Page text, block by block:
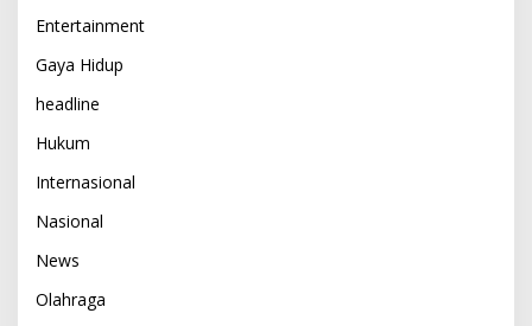
Entertainment
Gaya Hidup
headline
Hukum
Internasional
Nasional
News
Olahraga